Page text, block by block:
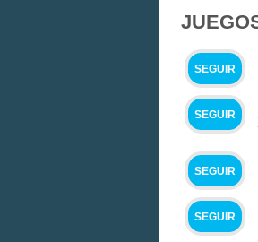
SEGUIR
SEGUIR
SEGUIR
SEGUIR